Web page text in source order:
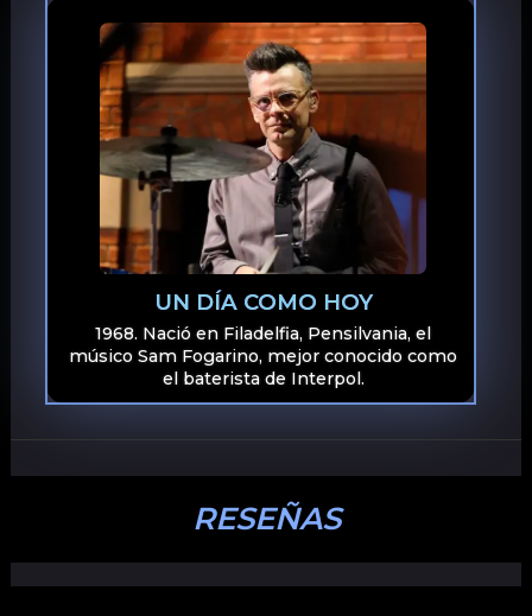
UN DÍA COMO HOY
1968. Nació en Filadelfia, Pensilvania, el
músico Sam Fogarino, mejor conocido como
el baterista de Interpol.
RESEÑAS